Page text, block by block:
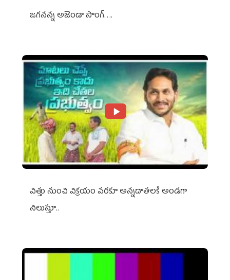
జగనన్న అజెండా సాంగ్….
విత్తు నుంచి విక్రయం వరకూ అన్నదాతలకి అండగా
నిలుస్తూ..